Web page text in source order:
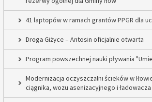
41 laptopów w ramach grantów PPGR dla
Droga Giżyce – Antosin oficjalnie otwarta
Program powszechnej nauki pływania
Modernizacja oczyszczalni ścieków w
ciągnika, wozu asenizacyjnego i